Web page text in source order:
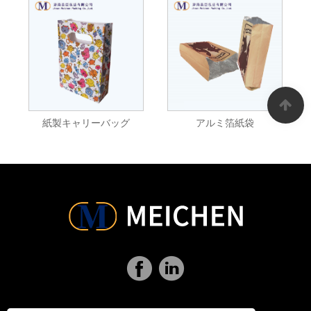
紙製キャリーバッグ アルミ箔紙袋